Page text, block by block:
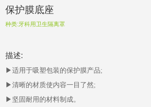
保护膜底座
种类:牙科用卫生隔离罩
描述:
▶适用于吸塑包装的保护膜产品;
▶清晰的材质使内容一目了然;
▶坚固耐用的材料制成。